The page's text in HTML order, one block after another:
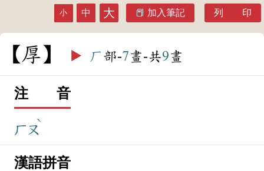
小 中 大 加入筆記 列 印
厚 ▶️ 厂部-7畫-共9畫
注 音
ㄏㄡ
ˋ
漢語拼音